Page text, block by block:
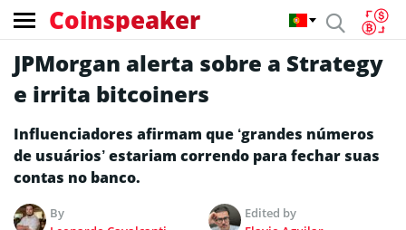
Coinspeaker
JPMorgan alerta sobre a Strategy
e irrita bitcoiners
Influenciadores afirmam que ‘grandes números
de usuários’ estariam correndo para fechar suas
contas no banco.
By
Edited by